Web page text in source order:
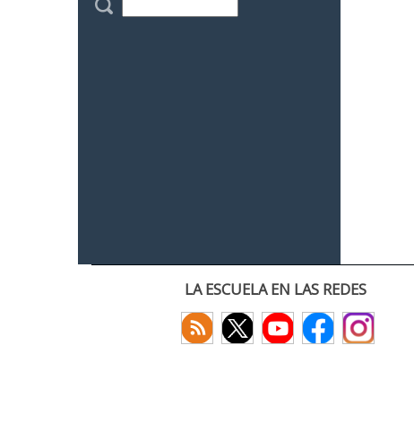
LA ESCUELA EN LAS REDES